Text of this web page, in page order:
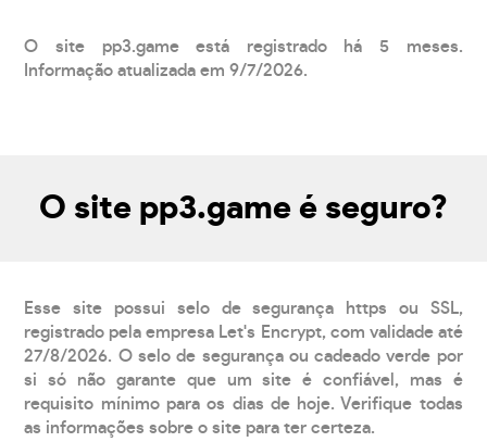
O site pp3.game está registrado há 5 meses.
Informação atualizada em 9/7/2026.
O site pp3.game é seguro?
Esse site possui selo de segurança https ou SSL,
registrado pela empresa Let's Encrypt, com validade até
27/8/2026. O selo de segurança ou cadeado verde por
si só não garante que um site é confiável, mas é
requisito mínimo para os dias de hoje. Verifique todas
as informações sobre o site para ter certeza.